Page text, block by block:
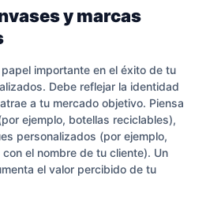
y marcas
importante en el éxito de tu
Debe reflejar la identidad
a tu mercado objetivo. Piensa
ejemplo, botellas reciclables),
personalizados (por ejemplo,
el nombre de tu cliente). Un
el valor percibido de tu